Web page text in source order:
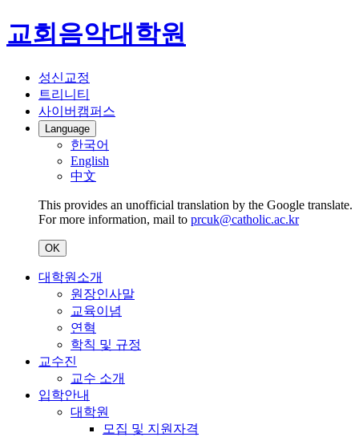
교회음악대학원
성신교정
트리니티
사이버캠퍼스
Language
한국어
English
中文
This provides an unofficial translation by the Google translate.
For more information, mail to prcuk@catholic.ac.kr
OK
대학원소개
원장인사말
교육이념
연혁
학칙 및 규정
교수진
교수 소개
입학안내
대학원
모집 및 지원자격